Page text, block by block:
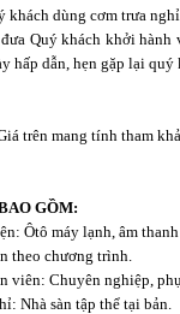
SAO MỚI không chịu
khách dùng cơm trưa
Quý khách khởi
hấp dẫn, hẹn gặp lại quý
trên mang tính tham
GỒM:
Ôtô máy lạnh, âm
theo chương trình.
viên: Chuyên nghiệp,
Nhà sàn tập thể tại bản.